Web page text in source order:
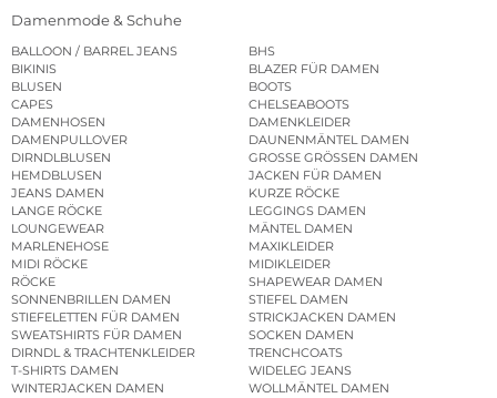
Damenmode & Schuhe
BALLOON / BARREL JEANS
BHS
BIKINIS
BLAZER FÜR DAMEN
BLUSEN
BOOTS
CAPES
CHELSEABOOTS
DAMENHOSEN
DAMENKLEIDER
DAMENPULLOVER
DAUNENMÄNTEL DAMEN
DIRNDLBLUSEN
GROSSE GRÖSSEN DAMEN
HEMDBLUSEN
JACKEN FÜR DAMEN
JEANS DAMEN
KURZE RÖCKE
LANGE RÖCKE
LEGGINGS DAMEN
LOUNGEWEAR
MÄNTEL DAMEN
MARLENEHOSE
MAXIKLEIDER
MIDI RÖCKE
MIDIKLEIDER
RÖCKE
SHAPEWEAR DAMEN
SONNENBRILLEN DAMEN
STIEFEL DAMEN
STIEFELETTEN FÜR DAMEN
STRICKJACKEN DAMEN
SWEATSHIRTS FÜR DAMEN
SOCKEN DAMEN
DIRNDL & TRACHTENKLEIDER
TRENCHCOATS
T-SHIRTS DAMEN
WIDELEG JEANS
WINTERJACKEN DAMEN
WOLLMÄNTEL DAMEN